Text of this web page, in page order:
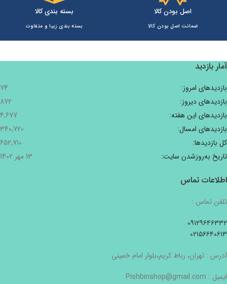
اصل بودن کالا
ضمانت اصل بودن کالا
بسته بندی کالا
بسته بندی زیبا و متفاوت
آمار بازدید
بازدیدهای امروز:
74
بازدیدهای دیروز:
872
بازدیدهای این هفته:
4,677
بازدیدهای امسال:
340,720
کل بازدیدها:
652,710
تاریخ به‌روزشدن سایت:
13 مهر 1402
اطلاعات تماس
تلفن تماس :
۰۹۱۲۹۶۴۶۳۳۲
۰۲۱۵۶۶۴۰۶۱۳
آدرس : تهران، رباط کریم،بلوار امام خمینی
ایمیل : Pishbinshop@gmail.com